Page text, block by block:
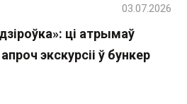
ці атрымаў
экскурсіі ў бункер
03.07.2026